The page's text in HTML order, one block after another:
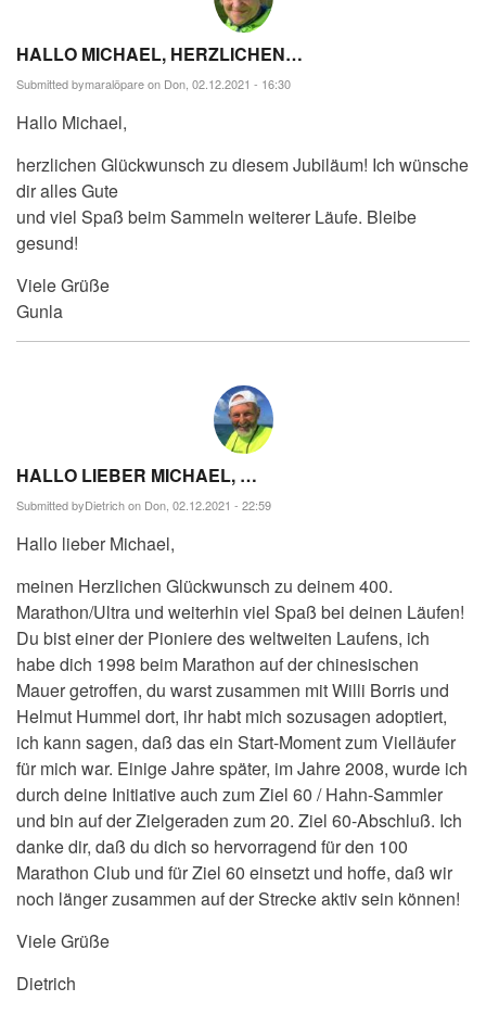
HALLO MICHAEL, HERZLICHEN…
Submitted bymaralöpareon Don, 02.12.2021 - 16:30
Hallo Michael,
herzlichen Glückwunsch zu diesem Jubiläum! Ich wünsche
dir alles Gute
und viel Spaß beim Sammeln weiterer Läufe. Bleibe
gesund!
Viele Grüße
Gunla
HALLO LIEBER MICHAEL, …
Submitted byDietrichon Don, 02.12.2021 - 22:59
Hallo lieber Michael,
meinen Herzlichen Glückwunsch zu deinem 400.
Marathon/Ultra und weiterhin viel Spaß bei deinen Läufen!
Du bist einer der Pioniere des weltweiten Laufens, ich
habe dich 1998 beim Marathon auf der chinesischen
Mauer getroffen, du warst zusammen mit Willi Borris und
Helmut Hummel dort, ihr habt mich sozusagen adoptiert,
ich kann sagen, daß das ein Start-Moment zum Vielläufer
für mich war. Einige Jahre später, im Jahre 2008, wurde ich
durch deine Initiative auch zum Ziel 60 / Hahn-Sammler
und bin auf der Zielgeraden zum 20. Ziel 60-Abschluß. Ich
danke dir, daß du dich so hervorragend für den 100
Marathon Club und für Ziel 60 einsetzt und hoffe, daß wir
noch länger zusammen auf der Strecke aktiv sein können!
Viele Grüße
Dietrich